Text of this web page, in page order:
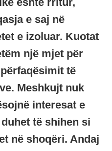
e saj në
e izoluar. Kuotat
një mjet për
të
Meshkujt nuk
interesat e
të shihen si
në shoqëri. Andaj